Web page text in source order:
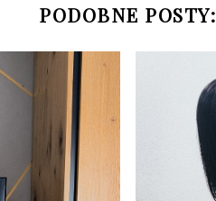
PODOBNE POSTY: